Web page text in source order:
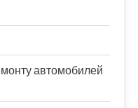
автомобилей